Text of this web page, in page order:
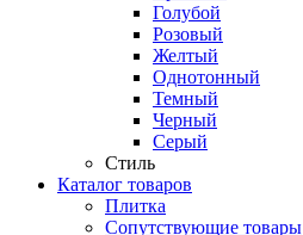
Голубой
Розовый
Желтый
Однотонный
Темный
Черный
Серый
Стиль
Каталог товаров
Плитка
Сопутствующие товары